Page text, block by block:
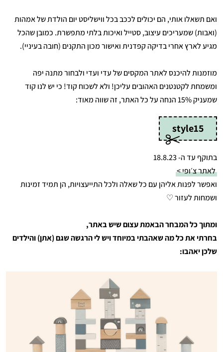
ואם תשאלו אותי, הם יכולים לככב בכל ווישליסט יום הולדת של אמהות
(ואבות) שמעריכים עיצוב, סטייל ואיכות בלתי מתפשרת. כמובן שהכל
מגיע לארץ אחרי בדיקה קפדנית ואישור מכון התקנים (חובה בעיניי).
מוזמנות להיכנס לאתר המקסים של עדי ועדי ולבחור מתנה יפה
ומשמחת לקטנטנים האהובים עליכן! ולא לשכוח קוד! כי יש לנו קוד
שמעניק 15% הנחה על כל האתר, זה שווה מאוד:
style15
בתוקף עד ה- 18.8.23
לאתר צ׳ופי >
ואפשר לפנות אליהן עם כל שאלה ולכל התייעצויות, הן תמיד זמינות
ושמחות לעזור ♡
ומתוך כל המבחר הבאמת עצום שיש באתר,
בחרתי את כל מה שאהבתי במיוחד ויש לי הרגשה שגם (אתן) והילדים
שלכן יאהבו: